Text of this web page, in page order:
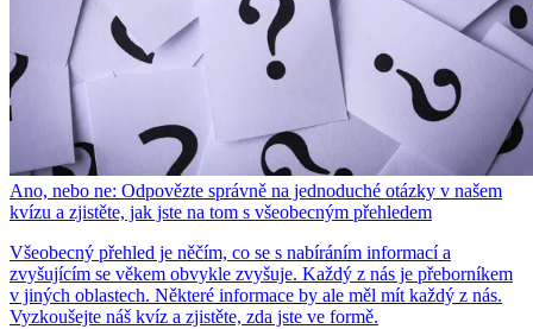
Ano, nebo ne: Odpovězte správně na jednoduché otázky v našem
kvízu a zjistěte, jak jste na tom s všeobecným přehledem
Všeobecný přehled je něčím, co se s nabíráním informací a
zvyšujícím se věkem obvykle zvyšuje. Každý z nás je přeborníkem
v jiných oblastech. Některé informace by ale měl mít každý z nás.
Vyzkoušejte náš kvíz a zjistěte, zda jste ve formě.